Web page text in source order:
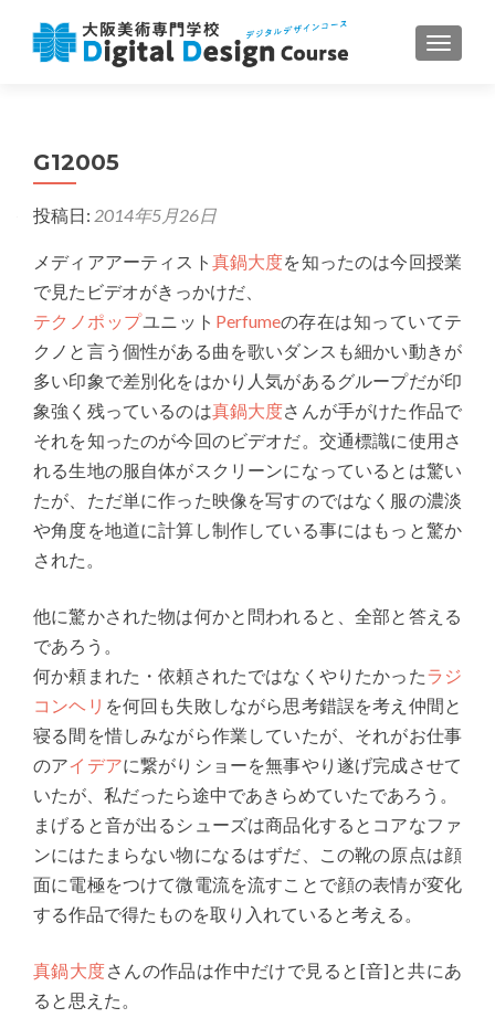
ナビゲ
G12005
投稿日: 2014年5月26日
メディアアーティスト 真鍋大度を知ったのは今回授業
で見たビデオがきっかけだ、
テクノポップユニット Perfumeの存在は知っていてテ
クノと言う個性がある曲を歌いダンスも細かい動きが
多い印象で差別化をはかり人気があるグループだが印
象強く残っているのは真鍋大度さんが手がけた作品で
それを知ったのが今回のビデオだ。交通標識に使用さ
れる生地の服自体がスクリーンになっているとは驚い
たが、ただ単に作った映像を写すのではなく服の濃淡
や角度を地道に計算し制作している事にはもっと驚か
された。
他に驚かされた物は何かと問われると、全部と答える
であろう。
何か頼まれた・依頼されたではなくやりたかったラジ
コンヘリ を何回も失敗しながら思考錯誤を考え仲間と
寝る間を惜しみながら作業していたが、それがお仕事
のアイデアに繋がりショーを無事やり遂げ完成させて
いたが、私だったら途中であきらめていたであろう。
まげると音が出るシューズは商品化するとコアなファ
ンにはたまらない物になるはずだ、この靴の原点は顔
面に電極をつけて微電流を流すことで顔の表情が変化
する作品で得たものを取り入れていると考える。
真鍋大度さんの作品は作中だけで見ると[音]と共にあ
ると思えた。